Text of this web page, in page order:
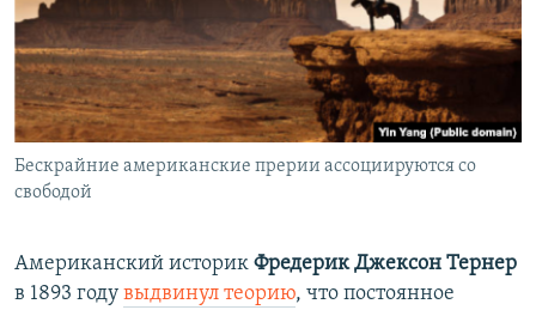
Бескрайние американские прерии ассоциируются со
свободой
Американский историк Фредерик Джексон Тернер
в 1893 году выдвинул теорию, что постоянное